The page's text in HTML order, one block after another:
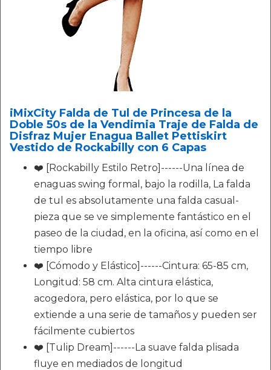
iMixCity Falda de Tul de Princesa de la
Doble 50s de la Vendimia Traje de Falda de
Disfraz Mujer Enagua Ballet Pettiskirt
Vestido de Rockabilly con 6 Capas
❤️ [Rockabilly Estilo Retro]------Una línea de
enaguas swing formal, bajo la rodilla, La falda
de tul es absolutamente una falda casual-
pieza que se ve simplemente fantástico en el
paseo de la ciudad, en la oficina, así como en el
tiempo libre
❤️ [Cómodo y Elástico]------Cintura: 65-85 cm,
Longitud: 58 cm. Alta cintura elástica,
acogedora, pero elástica, por lo que se
extiende a una serie de tamaños y pueden ser
fácilmente cubiertos
❤️ [Tulip Dream]------La suave falda plisada
fluye en mediados de longitud